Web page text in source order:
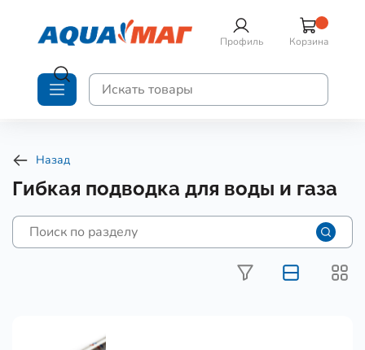
Профиль Корзина
Назад
Гибкая подводка для воды и газа